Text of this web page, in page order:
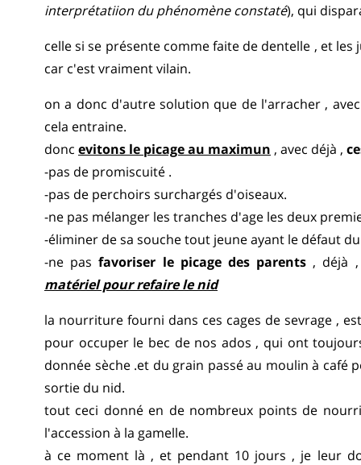
interprétatiion du phénomène constaté), qui
celle si se présente comme faite de dentelle , et
car c'est vraiment vilain.
on a donc d'autre solution que de l'arracher ,
cela entraine.
donc evitons le picage au maximun , avec déjà ,
-pas de promiscuité .
-pas de perchoirs surchargés d'oiseaux.
-ne pas mélanger les tranches d'age les deux
-éliminer de sa souche tout jeune ayant le défaut
-ne pasfavoriser le picage des parents , déjà
matériel pour refaire le nid
la nourriture fourni dans ces cages de sevrage ,
pour occuper le bec de nos ados , qui ont
donnée sèche .et du grain passé au moulin à café
sortie du nid.
tout ceci donné en de nombreux points de
l'accession à la gamelle.
à ce moment là , et pendant 10 jours , je leur